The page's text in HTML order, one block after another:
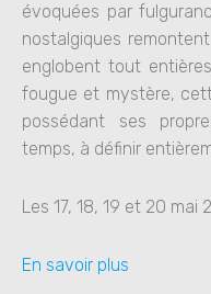
évoquées par
nostalgiques
englobent tout
fougue et mystère,
possédant ses
temps, à définir
Les 17, 18, 19 et 20 mai
En savoir plus